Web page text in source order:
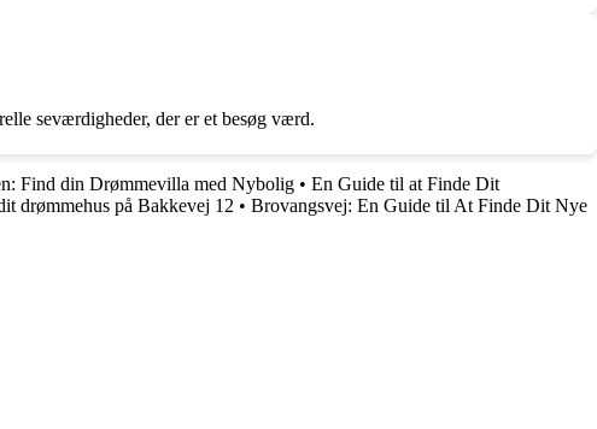
seværdigheder, der er et besøg værd.
Find din Drømmevilla med Nybolig • En Guide til at Finde Dit
drømmehus på Bakkevej 12 • Brovangsvej: En Guide til At Finde Dit Nye